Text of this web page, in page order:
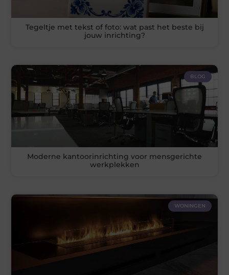
Tegeltje met tekst of foto: wat past het beste bij
jouw inrichting?
BLOG
Moderne kantoorinrichting voor mensgerichte
werkplekken
WONINGEN